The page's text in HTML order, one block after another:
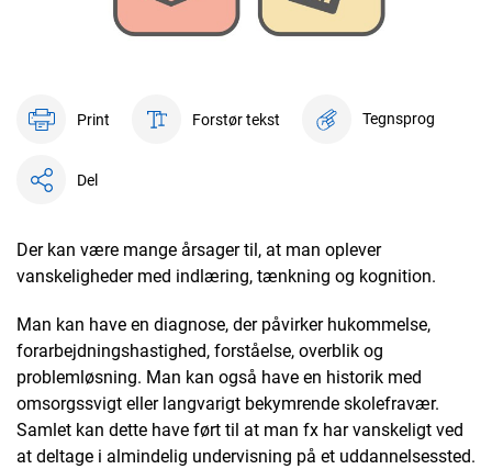
Print Forstør tekst Tegnsprog
Del
‎Der kan være mange årsager til, at man oplever
vanskeligheder med indlæring, tænkning og kognition.
Man kan have en diagnose, der påvirker hukommelse,
forarbejdningshastighed, forståelse, overblik og
problemløsning. Man kan også have en historik med
omsorgssvigt eller langvarigt bekymrende skolefravær.
Samlet kan dette have ført til at man fx har vanskeligt ved
at deltage i almindelig undervisning på et uddannelsessted.